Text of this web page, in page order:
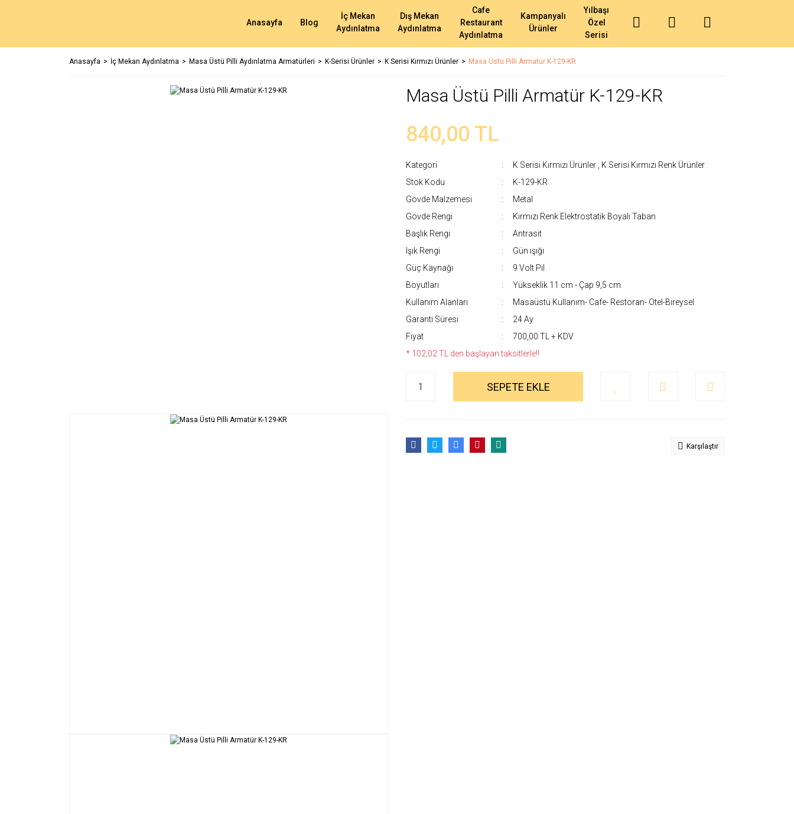
Anasayfa Blog
İç Mekan
Aydınlatma
Dış Mekan
Aydınlatma
Cafe
Restaurant
Aydınlatma
Kampanyalı
Ürünler
Yılbaşı
Özel
Serisi
Anasayfa İç Mekan Aydınlatma Masa Üstü Pilli Aydınlatma Armatürleri K-Serisi Ürünler K Serisi Kırmızı Ürünler Masa Üstü Pilli Armatür K-129-KR
Masa Üstü Pilli Armatür K-129-KR
840,00 TL
Kategori K Serisi Kırmızı Ürünler
K Serisi Kırmızı Renk Ürünler
Stok Kodu
K-129-KR
Gövde Malzemesi
Metal
Gövde Rengi
Kırmızı Renk Elektrostatik Boyalı Taban
Başlık Rengi
Antrasit
Işık Rengi
Gün ışığı
Güç Kaynağı
9 Volt Pil
Boyutları
Yükseklik 11 cm - Çap 9,5 cm
Kullanım Alanları
Masaüstü Kullanım- Cafe- Restoran- Otel-Bireysel
Garanti Süresi
24 Ay
Fiyat
700,00 TL + KDV
* 102,02 TL den başlayan taksitlerle!!
SEPETE EKLE
Karşılaştır